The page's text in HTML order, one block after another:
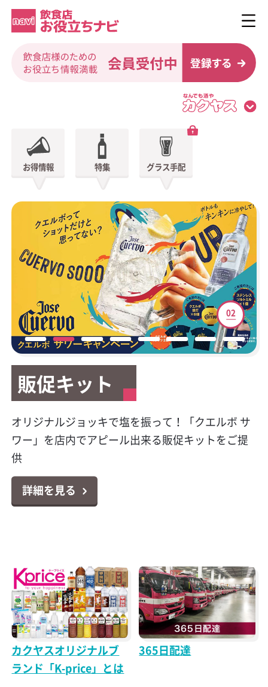
お得情報 特集 グラス手配
販促キット
今大人気のプレミアムテキーラの販促物が貰え
る！クエルボ 1800 レポサド キャンペーン
詳細を見る
01
販促キット
オリジナルジョッキで塩を振って！「クエルボ サ
ワー」を店内でアピール出来る販促キットをご提
供
詳細を見る
02
新サービスご案内
カクヤスで廃食用油の回収サービスを始めまし
た！
詳細を見る
03
テイクアウト容器
テイクアウトやデリバリーに大活躍！小ロットか
らお届け可能なテイクアウト容器特集
詳細を見る
04
マイレージキャンペーン
対象商品のポイントシールを集めて応募！お好き
な景品と交換出来る「カンパリ・ワイルドターキ
ー マイレージクラブ プログラム」
詳細を見る
05
公式Facebookページ開
設
カクヤス業務用Facebookページ「カクヤス飲食店
ナビ」を開設しました！
詳細を見る
06
HACCP（ハサップ）と
は？
対策はじめていますか？6月より完全義務化になり
ました！チェックシートの無料ダウンロードもで
きます！
07
キラシャン特集
キラキラボトルで映えるパリピ酒！オシャレなス
パークリングワイン11選
詳細を見る
08
カクヤスオリジナルブ
ランド「K-price」とは
365日配達